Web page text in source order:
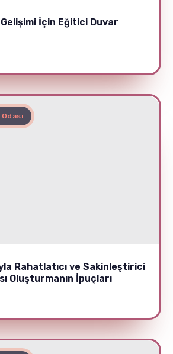
İçin Eğitici Duvar
Rahatlatıcı ve Sakinleştirici
Oluşturmanın İpuçları